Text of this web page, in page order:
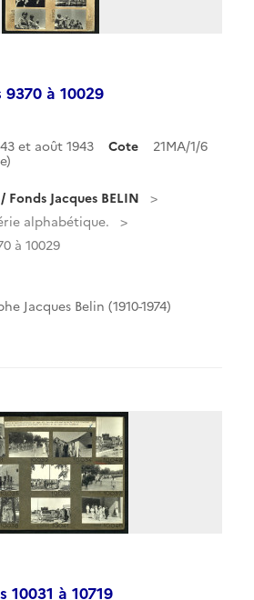
à 10029
et août 1943 Cote
21MA/1/6
Jacques BELIN
alphabétique.
à 10029
Jacques Belin (1910-1974)
à 10719